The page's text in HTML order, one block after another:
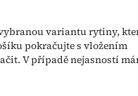
variantu rytiny,
pokračujte s vložením
V případě nejasností